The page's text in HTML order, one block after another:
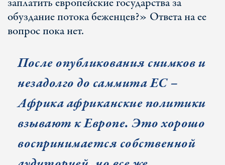
обуздание потока беженцев?» Ответа на ее
вопрос пока нет.
После опубликования снимков и
незадолго до саммита ЕС –
Африка африканские политики
взывают к Европе. Это хорошо
воспринимается собственной